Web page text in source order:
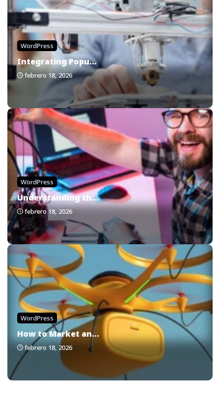
WordPress
Integrating Popu...
febrero 18, 2026
WordPress
Understanding th...
febrero 18, 2026
WordPress
How to Market an...
febrero 18, 2026